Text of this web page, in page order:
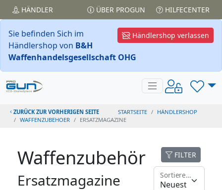
HÄNDLER ÜBER PROGUN HILFECENTER
Händlershop verlassen
Sie befinden Sich im
Händlershop von B&H
Waffenhandelsgesellschaft OHG
ZURÜCK ZUR VORHERIGEN SEITE STARTSEITE
HÄNDLERSHOP
WAFFENZUBEHOER
ERSATZMAGAZINE
Waffenzubehör
Ersatzmagazine
FILTER
Sortieren nach